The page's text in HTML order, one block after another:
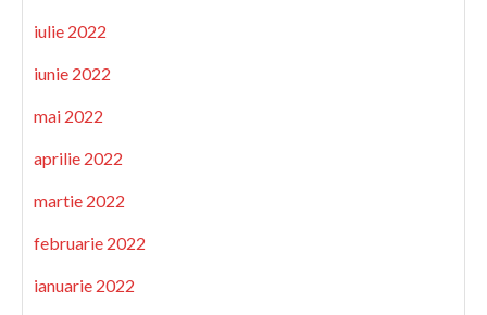
iulie 2022
iunie 2022
mai 2022
aprilie 2022
martie 2022
februarie 2022
ianuarie 2022